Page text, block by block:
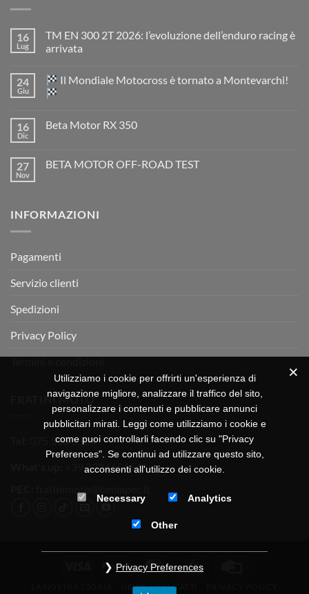
16
Lug
TM EN 300 2T 2026: l’evoluzione dell’enduro racing è
arrivata
su
TM
EN
2026:
è
arrivata
24
Giu
Il Mondiale Motocross è tornato a Montevarchi!
su
Motocross
è
16
Dic
Beta Motor RX 350
Beta
27
Nov
BETA MOTOR OFF-ROAD TEST
MOTOR
INFORMAZIONI
Pagamenti
Servizio clienti
Spedizioni
Privacy Policy
Termini e condizioni
FRATINI MOTO
075 518 1504
+39 3334656649
Visa PayPal MasterCard
NEWS CONTATTI
Utilizziamo i cookie per offrirti un'esperienza di
navigazione migliore, analizzare il traffico del sito,
personalizzare i contenuti e pubblicare annunci
pubblicitari mirati. Leggi come utilizziamo i cookie e
come puoi controllarli facendo clic su "Privacy
Preferences". Se continui ad utilizzare questo sito,
acconsenti all'utilizzo dei cookie.
Necessary Analytics
Other
Privacy Preferences